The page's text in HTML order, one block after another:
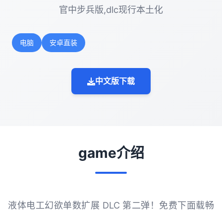
官中步兵版,dlc现行本土化
电脑 安卓直装
中文版下载
game介绍
液体电工幻欲单数扩展 DLC 第二弹！免费下面载畅